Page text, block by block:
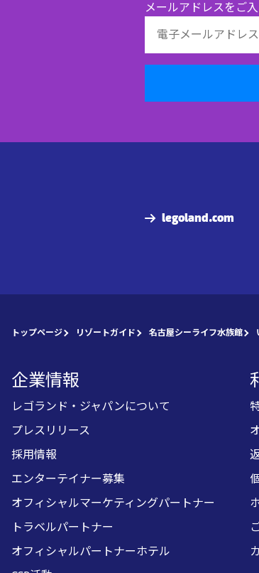
メールアドレスをご
legoland.com
トップページ リゾートガイド 名古屋シーライフ水族館
企業情報
レゴランド・ジャパンについて
プレスリリース
採用情報
エンターテイナー募集
オフィシャルマーケティングパートナー
トラベルパートナー
オフィシャルパートナーホテル